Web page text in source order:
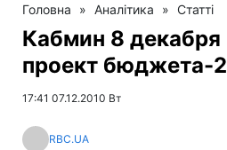
Головна » Аналітика » Статті
Кабмин 8 декабря
проект бюджета-
17:41 07.12.2010 Вт
RBC.UA